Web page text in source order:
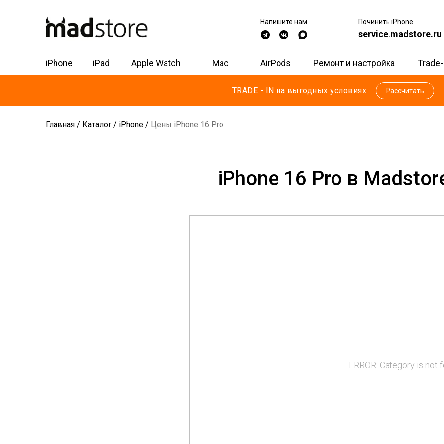
service.madstore.ru
Починить iPhone
Напишите нам
iPhone iPad Mac
Apple Watch AirPods Ремонт и настройка
TRADE - IN на выгодных условиях Рассчитать
Главная / Каталог / iPhone / Цены iPhone 16 Pro
iPhone 16 Pro в
ERROR: Category is not